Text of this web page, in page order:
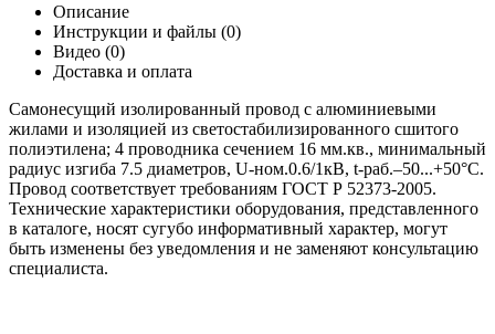
Описание
Инструкции и файлы (0)
Видео (0)
Доставка и оплата
Самонесущий изолированный провод с алюминиевыми
жилами и изоляцией из светостабилизированного сшитого
полиэтилена; 4 проводника сечением 16 мм.кв., минимальный
радиус изгиба 7.5 диаметров, U-ном.0.6/1кВ, t-раб.–50...+50°С.
Провод соответствует требованиям ГОСТ Р 52373-2005.
Технические характеристики оборудования, представленного
в каталоге, носят сугубо информативный характер, могут
быть изменены без уведомления и не заменяют консультацию
специалиста.